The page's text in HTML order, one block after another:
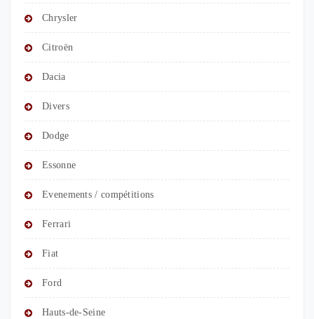
Chrysler
Citroën
Dacia
Divers
Dodge
Essonne
Evenements / compétitions
Ferrari
Fiat
Ford
Hauts-de-Seine